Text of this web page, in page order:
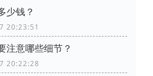
少钱？
20:23:51
注意哪些细节？
20:22:28